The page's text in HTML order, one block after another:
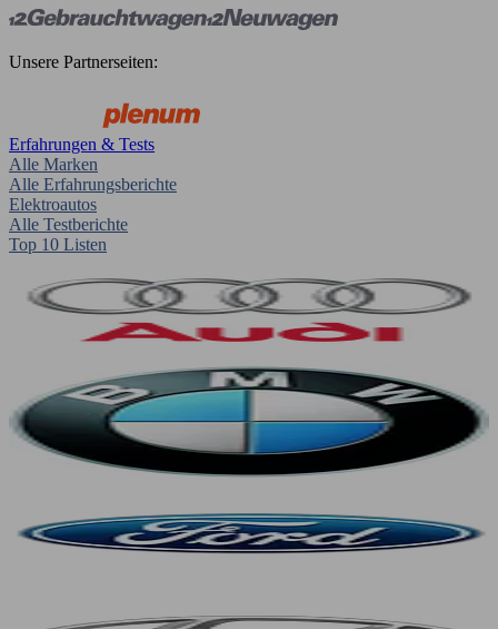
Unsere Partnerseiten:
Erfahrungen & Tests
Alle Marken
Alle Erfahrungsberichte
Elektroautos
Alle Testberichte
Top 10 Listen